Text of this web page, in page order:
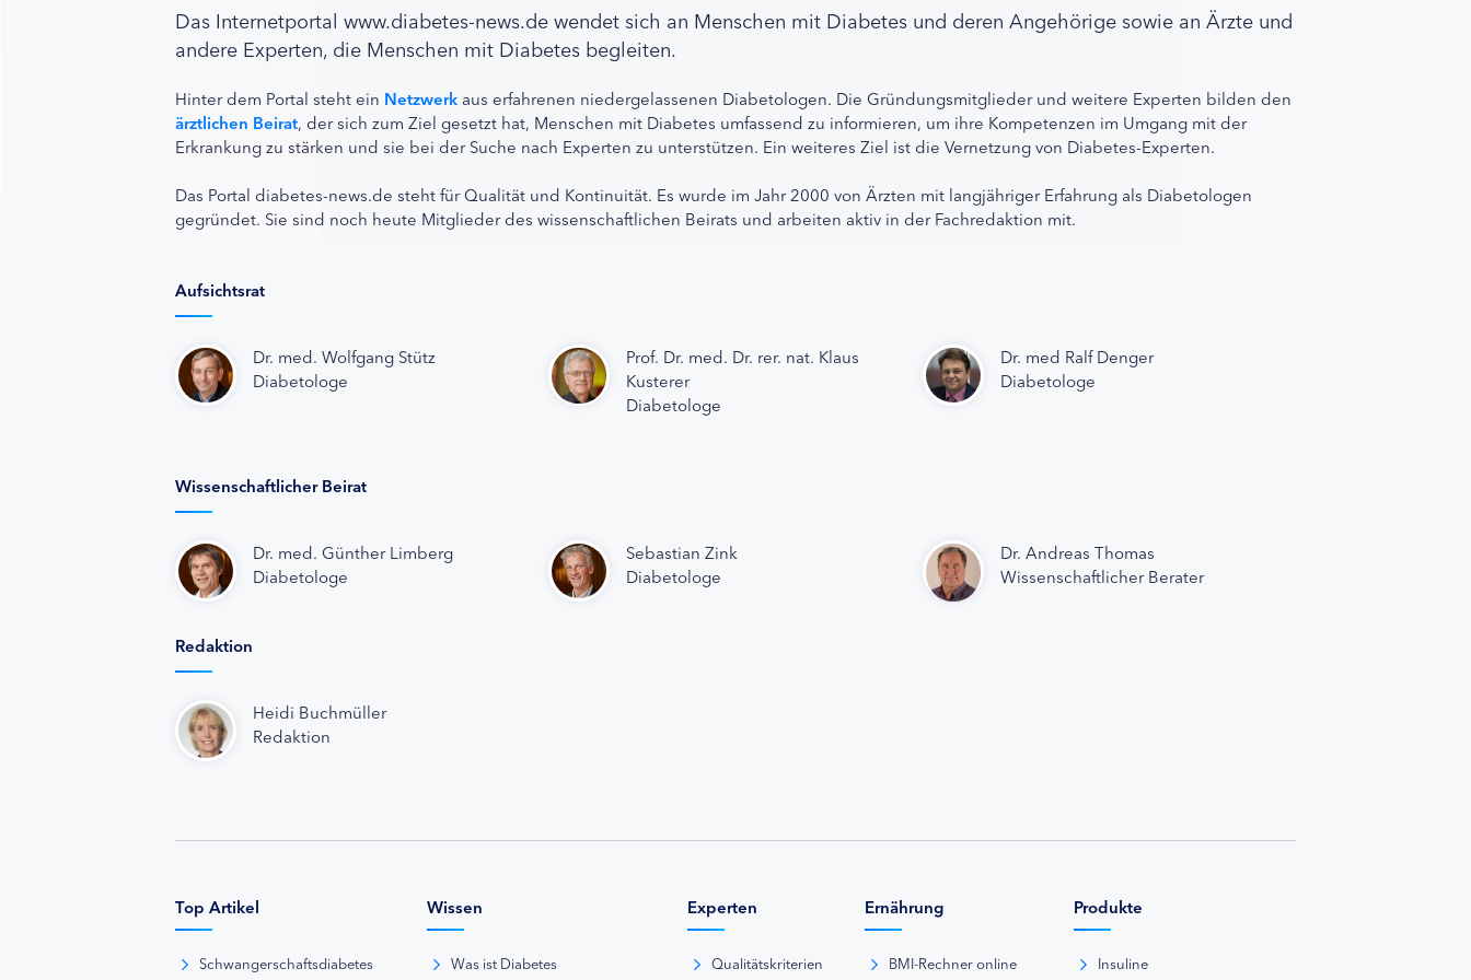
Das Internetportal www.diabetes-news.de wendet sich an Menschen mit Diabetes und deren Angehörige sowie an Ärzte und
andere Experten, die Menschen mit Diabetes begleiten.
Hinter dem Portal steht ein Netzwerk aus erfahrenen niedergelassenen Diabetologen. Die Gründungsmitglieder und weitere Experten bilden den
ärztlichen Beirat, der sich zum Ziel gesetzt hat, Menschen mit Diabetes umfassend zu informieren, um ihre Kompetenzen im Umgang mit der
Erkrankung zu stärken und sie bei der Suche nach Experten zu unterstützen. Ein weiteres Ziel ist die Vernetzung von Diabetes-Experten.
Das Portal diabetes-news.de steht für Qualität und Kontinuität. Es wurde im Jahr 2000 von Ärzten mit langjähriger Erfahrung als Diabetologen
gegründet. Sie sind noch heute Mitglieder des wissenschaftlichen Beirats und arbeiten aktiv in der Fachredaktion mit.
Aufsichtsrat
Dr. med. Wolfgang Stütz
Diabetologe
Prof. Dr. med. Dr. rer. nat. Klaus
Kusterer
Diabetologe
Dr. med Ralf Denger
Diabetologe
Wissenschaftlicher Beirat
Dr. med. Günther Limberg
Diabetologe
Sebastian Zink
Diabetologe
Dr. Andreas Thomas
Wissenschaftlicher Berater
Redaktion
Heidi Buchmüller
Redaktion
Top Artikel
Schwangerschaftsdiabetes
Wissen
Was ist Diabetes
Experten
Qualitätskriterien
Ernährung
BMI-Rechner online
Produkte
Insuline